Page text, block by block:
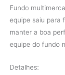
Fundo
equipe saiu para
manter a boa
equipe do fundo
Detalhes: